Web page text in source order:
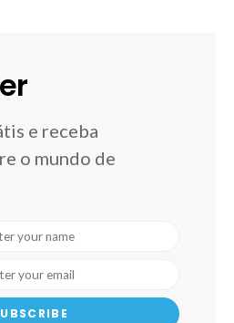
e receba
o mundo de